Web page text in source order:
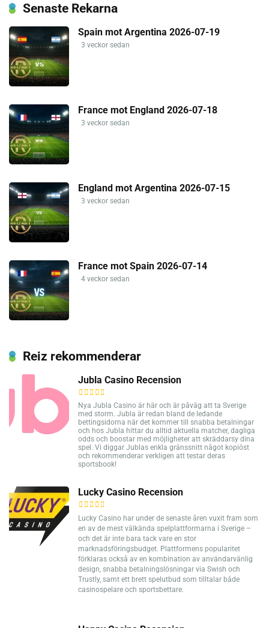
Senaste Rekarna
Spain mot Argentina 2026-07-19
3 veckor sedan
France mot England 2026-07-18
3 veckor sedan
England mot Argentina 2026-07-15
3 veckor sedan
France mot Spain 2026-07-14
4 veckor sedan
Reiz rekommenderar
Jubla Casino Recension
Nya Jubla Casino är här och är påväg att ta Sverige
med storm. Jubla är redan bland de ledande
bettingsidorna när det kommer till snabba betalningar
och hos Jubla hittar du alltid aktuella matcher, dagliga
odds och boostar med möjligheter att skräddarsy dina
spel. Vi diggar Jublas enkla gränssnitt något kopiöst
och rekommenderar verkligen att testar deras
sportsbook!
Lucky Casino Recension
Lucky Casino har under de senaste åren vuxit fram som
en av de mest välkända spelplattformarna i Sverige –
och det är inte bara tack vare en stor
marknadsföringsbudget. Plattformens popularitet
förklaras också av en kombination av användarvänlig
design, snabba betalningslösningar via Swish och
Trustly, samt ett brett spelutbud som tilltalar både
casinospelare och sportsbettare.